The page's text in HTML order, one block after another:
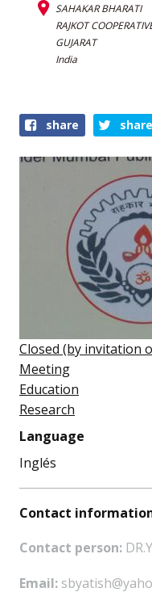
SAHAKAR BHARATI
RAJKOT
GUJARAT
India
Share
event
share share
Closed (by invitation
Meeting
Education
Research
Language
Inglés
Contact
Contact person:
Email: